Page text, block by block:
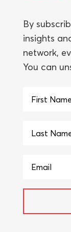
By
insights
network,
You can